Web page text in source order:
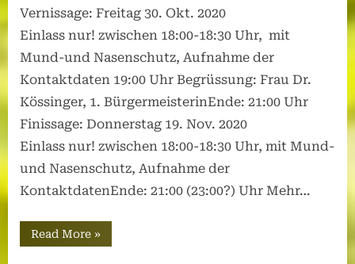
Vernissage: Freitag 30. Okt. 2020
Einlass nur! zwischen 18:00-18:30 Uhr, mit
Mund-und Nasenschutz, Aufnahme der
Kontaktdaten 19:00 Uhr Begrüssung: Frau Dr.
Kössinger, 1. BürgermeisterinEnde: 21:00 Uhr
Finissage: Donnerstag 19. Nov. 2020
Einlass nur! zwischen 18:00-18:30 Uhr, mit Mund-
und Nasenschutz, Aufnahme der
KontaktdatenEnde: 21:00 (23:00?) Uhr Mehr…
Read More“KVG:
„frust
»